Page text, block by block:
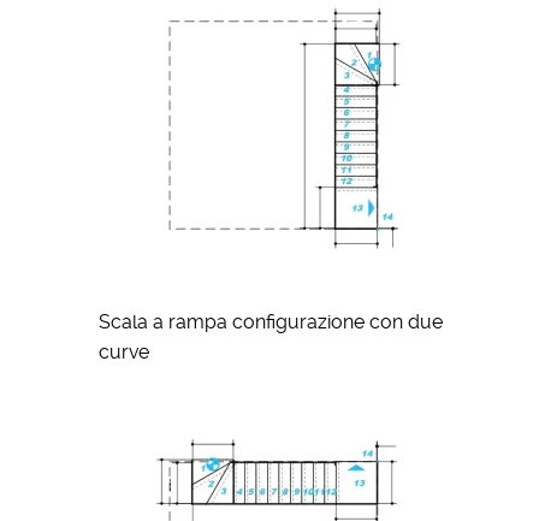
Scala a rampa configurazione con due
curve